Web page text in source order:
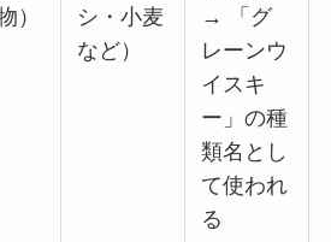
）
シ・小麦
など）
→ 「グ
レーンウ
イスキ
ー」の種
類名とし
て使われ
る